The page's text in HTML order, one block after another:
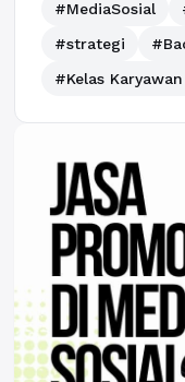
#MediaSosial
#strategi
#Kelas